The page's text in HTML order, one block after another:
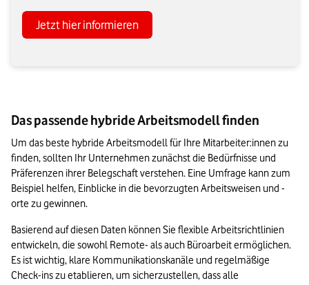
Jetzt hier informieren
Das passende hybride Arbeitsmodell finden
Um das beste hybride Arbeitsmodell für Ihre Mitarbeiter:innen zu
finden, sollten Ihr Unternehmen zunächst die Bedürfnisse und
Präferenzen ihrer Belegschaft verstehen. Eine Umfrage kann zum
Beispiel helfen, Einblicke in die bevorzugten Arbeitsweisen und -
orte zu gewinnen.
Basierend auf diesen Daten können Sie flexible Arbeitsrichtlinien
entwickeln, die sowohl Remote- als auch Büroarbeit ermöglichen.
Es ist wichtig, klare Kommunikationskanäle und regelmäßige
Check-ins zu etablieren, um sicherzustellen, dass alle